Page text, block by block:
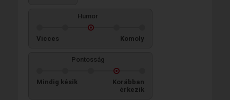
Humor
Vicces Komoly
Pontosság
Mindig késik
Korábban
érkezik